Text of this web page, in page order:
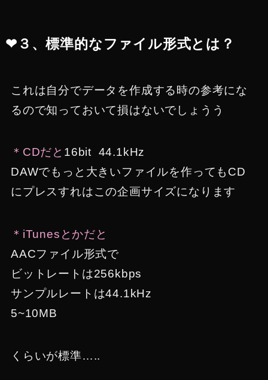
❤︎３、標準的なファイル形式とは？
これは自分でデータを作成する時の参考にな
るので知っておいて損はないでしょうう
＊CDだと 16bit 44.1kHz
DAWでもっと大きいファイルを作ってもCD
にプレスすれはこの企画サイズになります
＊iTunesとかだと
AACファイル形式で
ビットレートは256kbps
サンプルレートは44.1kHz
5~10MB
くらいが標準…..